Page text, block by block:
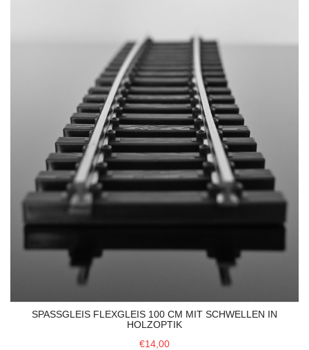
SPASSGLEIS FLEXGLEIS 100 CM MIT SCHWELLEN IN H
OLZOPTIK
€14,00